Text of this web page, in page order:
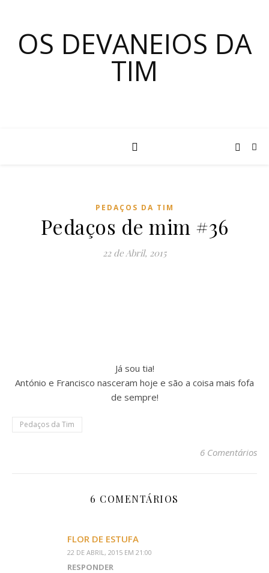
OS DEVANEIOS DA
TIM
PEDAÇOS DA TIM
Pedaços de mim #36
22 de Abril, 2015
Já sou tia!
António e Francisco nasceram hoje e são a coisa mais fofa
de sempre!
Pedaços da Tim
6 Comentários
6 COMENTÁRIOS
FLOR DE ESTUFA
22 DE ABRIL, 2015 EM 21:00
RESPONDER